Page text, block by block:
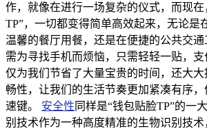
作，就像在进行一场复杂的仪式，而现
TP”，一切都变得简单高效起来，无论是
温馨的餐厅用餐，还是在便捷的公共交
需为寻找手机而烦恼，只需轻轻一贴，
仅为我们节省了大量宝贵的时间，还大
畅性，让我们的生活节奏更加紧凑有序
速键。 安全性 同样是“钱包贴脸TP”的一
别技术作为一种高度精准的生物识别技